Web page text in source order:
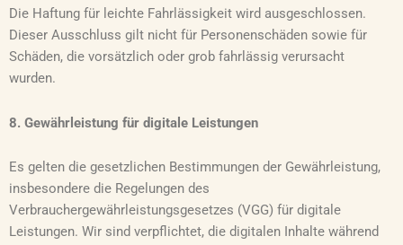
Die Haftung für leichte Fahrlässigkeit wird ausgeschlossen.
Dieser Ausschluss gilt nicht für Personenschäden sowie für
Schäden, die vorsätzlich oder grob fahrlässig verursacht
wurden.
8. Gewährleistung für digitale Leistungen
Es gelten die gesetzlichen Bestimmungen der Gewährleistung,
insbesondere die Regelungen des
Verbrauchergewährleistungsgesetzes (VGG) für digitale
Leistungen. Wir sind verpflichtet, die digitalen Inhalte während